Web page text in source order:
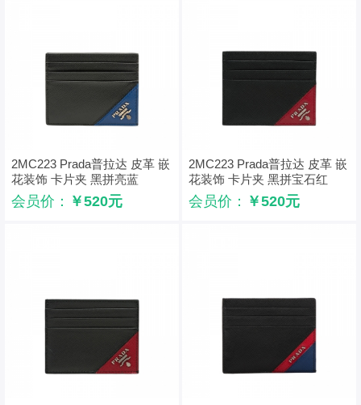
2MC223 Prada普拉达 皮革 嵌
花装饰 卡片夹 黑拼亮蓝
会员价： ￥520元
2MC223 Prada普拉达 皮革 嵌
花装饰 卡片夹 黑拼宝石红
会员价： ￥520元